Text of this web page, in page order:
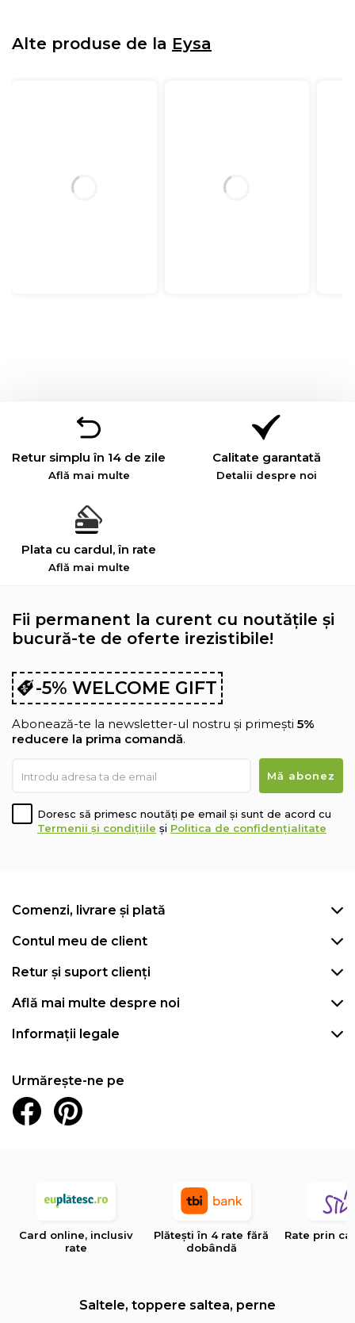
Alte produse de la Eysa
Retur simplu în 14 de zile
Află mai multe
Calitate garantată
Detalii despre noi
Plata cu cardul, în rate
Află mai multe
Fii permanent la curent cu noutățile și
bucură-te de oferte irezistibile!
-5% WELCOME GIFT
Abonează-te la newsletter-ul nostru și primești 5%
reducere la prima comandă.
Doresc să primesc noutăți pe email și sunt de acord cu
Termenii și condițiile și Politica de confidențialitate
Comenzi, livrare și plată
Contul meu de client
Retur și suport clienți
Află mai multe despre noi
Informații legale
Urmărește-ne pe
Card online, inclusiv
rate
Plătești în 4 rate fără
dobândă
Rate prin
Saltele, toppere saltea, perne